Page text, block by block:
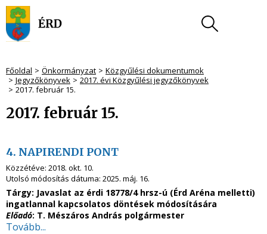
Főoldal Önkormányzat
Közgyűlési dokumentumok
Jegyzőkönyvek
2017. évi Közgyűlési jegyzőkönyvek
2017. február 15.
2017. február 15.
4. NAPIRENDI PONT
Közzétéve: 2018. okt. 10.
Utolsó módosítás dátuma: 2025. máj. 16.
Tárgy: Javaslat az érdi 18778/4 hrsz-ú (Érd Aréna melletti)
ingatlannal kapcsolatos döntések módosítására
Előadó: T. Mészáros András polgármester
Tovább...